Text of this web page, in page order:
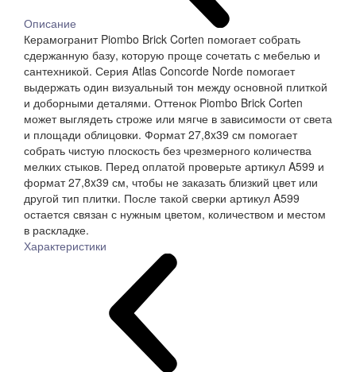
Описание
Керамогранит Piombo Brick Corten помогает собрать
сдержанную базу, которую проще сочетать с мебелью и
сантехникой. Серия Atlas Concorde Norde помогает
выдержать один визуальный тон между основной плиткой
и доборными деталями. Оттенок Piombo Brick Corten
может выглядеть строже или мягче в зависимости от света
и площади облицовки. Формат 27,8x39 см помогает
собрать чистую плоскость без чрезмерного количества
мелких стыков. Перед оплатой проверьте артикул A599 и
формат 27,8x39 см, чтобы не заказать близкий цвет или
другой тип плитки. После такой сверки артикул A599
остается связан с нужным цветом, количеством и местом
в раскладке.
Характеристики